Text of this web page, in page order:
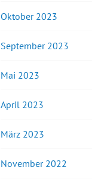
Oktober 2023
September 2023
Mai 2023
April 2023
März 2023
November 2022